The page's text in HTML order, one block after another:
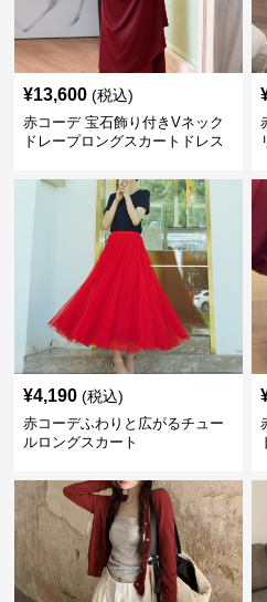
¥13,600 (税込)
赤コーデ 宝石飾り付きVネック
ドレープロングスカートドレス
¥4,190 (税込)
赤コーデふわりと広がるチュー
ルロングスカート